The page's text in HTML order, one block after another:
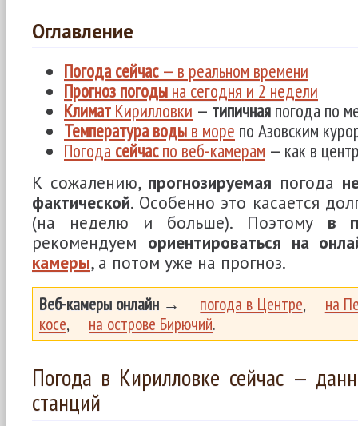
Оглавление
Погода сейчас— в реальном времени
Прогноз погоды на сегодня и 2 недели
Климат Кирилловки — типичная погода по
Температура воды в море по Азовским
Погода сейчаспо веб-камерам — как в
К сожалению, прогнозируемая погода
фактической. Особенно это касается
(на неделю и больше). Поэтому в
рекомендуем ориентироваться на
камеры, а потом уже на прогноз.
Веб-камеры онлайн → погода в Центре,
на
косе, на острове Бирючий.
Погода в Кирилловке сейчас —
станций